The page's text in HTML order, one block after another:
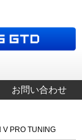
お問い合わせ
V PRO TUNING